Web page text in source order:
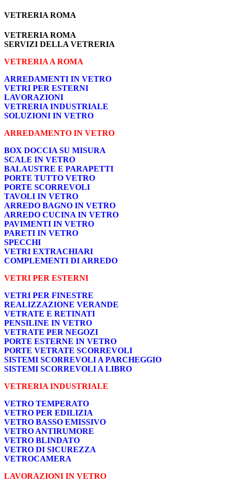
VETRERIA ROMA
VETRERIA ROMA
SERVIZI DELLA VETRERIA
VETRERIA A ROMA
ARREDAMENTI IN VETRO
VETRI PER ESTERNI
LAVORAZIONI
VETRERIA INDUSTRIALE
SOLUZIONI IN VETRO
ARREDAMENTO IN VETRO
BOX DOCCIA SU MISURA
SCALE IN VETRO
BALAUSTRE E PARAPETTI
PORTE TUTTO VETRO
PORTE SCORREVOLI
TAVOLI IN VETRO
ARREDO BAGNO IN VETRO
ARREDO CUCINA IN VETRO
PAVIMENTI IN VETRO
PARETI IN VETRO
SPECCHI
VETRI EXTRACHIARI
COMPLEMENTI DI ARREDO
VETRI PER ESTERNI
VETRI PER FINESTRE
REALIZZAZIONE VERANDE
VETRATE E RETINATI
PENSILINE IN VETRO
VETRATE PER NEGOZI
PORTE ESTERNE IN VETRO
PORTE VETRATE SCORREVOLI
SISTEMI SCORREVOLI A PARCHEGGIO
SISTEMI SCORREVOLI A LIBRO
VETRERIA INDUSTRIALE
VETRO TEMPERATO
VETRO PER EDILIZIA
VETRO BASSO EMISSIVO
VETRO ANTIRUMORE
VETRO BLINDATO
VETRO DI SICUREZZA
VETROCAMERA
LAVORAZIONI IN VETRO